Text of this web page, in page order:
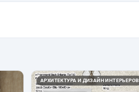
АРХИТЕКТУРА И ДИЗАЙН ИНТЕРЬЕРОВ